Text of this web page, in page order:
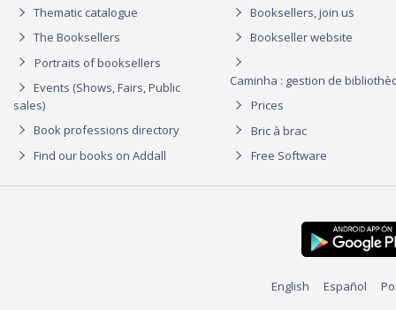
Thematic catalogue
The Booksellers
Portraits of booksellers
Events (Shows, Fairs, Public
sales)
Book professions directory
Find our books on Addall
Booksellers, join us
Bookseller website
Caminha : gestion de
Prices
Bric à brac
Free Software
English Español